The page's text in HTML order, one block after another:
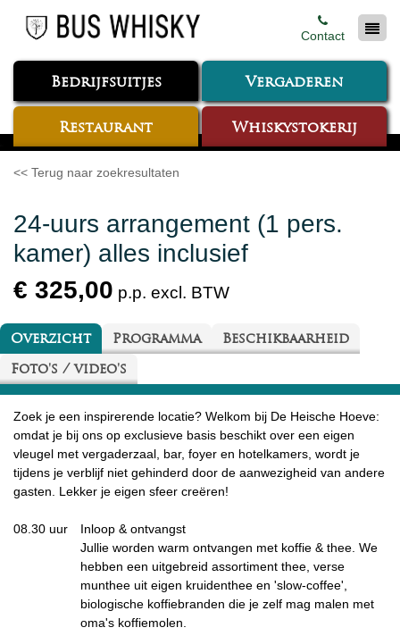
Contact
Bedrijfsuitjes Vergaderen
Restaurant Whiskystokerij
<< Terug naar zoekresultaten
24-uurs arrangement (1 pers.
kamer) alles inclusief
€ 325,00 p.p. excl. BTW
Overzicht Programma Beschikbaarheid
Foto's / video's
Zoek je een inspirerende locatie? Welkom bij De Heische Hoeve:
omdat je bij ons op exclusieve basis beschikt over een eigen
vleugel met vergaderzaal, bar, foyer en hotelkamers, wordt je
tijdens je verblijf niet gehinderd door de aanwezigheid van andere
gasten. Lekker je eigen sfeer creëren!
08.30 uur
Inloop & ontvangst
Jullie worden warm ontvangen met koffie & thee. We
hebben een uitgebreid assortiment thee, verse
munthee uit eigen kruidenthee en 'slow-coffee',
biologische koffiebranden die je zelf mag malen met
oma's koffiemolen.